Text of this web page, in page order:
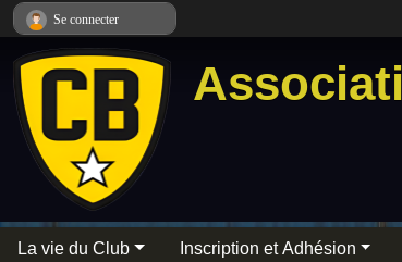
La vie du Club Inscription et Adhésion
Se connecter
Panneau de gestion des cookies